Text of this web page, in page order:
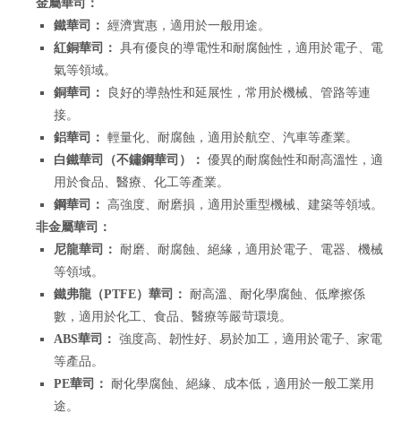
金屬華司：
鐵華司： 經濟實惠，適用於一般用途。
紅銅華司： 具有優良的導電性和耐腐蝕性，適用於電子、電
氣等領域。
銅華司：
良好的導熱性和延展性，常用於機械、管路等連
接。
鋁華司： 輕量化、耐腐蝕，適用於航空、汽車等產業。
白鐵華司（不鏽鋼華司）： 優異的耐腐蝕性和耐高溫性，適
用於食品、醫療、化工等產業。
鋼華司：
高強度、耐磨損，適用於重型機械、建築等領域。
非金屬華司：
尼龍華司：
耐磨、耐腐蝕、絕緣，適用於電子、電器、機械
等領域。
鐵弗龍（PTFE）華司：
耐高溫、耐化學腐蝕、低摩擦係
數，適用於化工、食品、醫療等嚴苛環境。
ABS華司： 強度高、韌性好、易於加工，適用於電子、家電
等產品。
PE華司：
耐化學腐蝕、絕緣、成本低，適用於一般工業用
途。